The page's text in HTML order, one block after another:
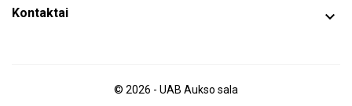
Kontaktai 
© 2026 - UAB Aukso sala